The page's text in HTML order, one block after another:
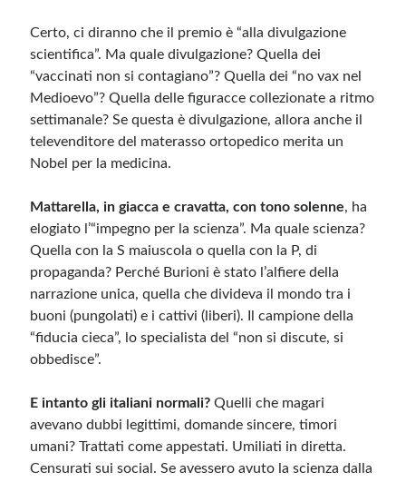
Accedi
Feed dei contenuti
Feed dei commenti
WordPress.org
Certo, ci diranno che il premio è “alla divulgazione
scientifica”. Ma quale divulgazione? Quella dei
“vaccinati non si contagiano”? Quella dei “no vax nel
Medioevo”? Quella delle figuracce collezionate a ritmo
settimanale? Se questa è divulgazione, allora anche il
televenditore del materasso ortopedico merita un
Nobel per la medicina.
Mattarella, in giacca e cravatta, con tono solenne, ha
elogiato l’“impegno per la scienza”. Ma quale scienza?
Quella con la S maiuscola o quella con la P, di
propaganda? Perché Burioni è stato l’alfiere della
narrazione unica, quella che divideva il mondo tra i
buoni (pungolati) e i cattivi (liberi). Il campione della
“fiducia cieca”, lo specialista del “non si discute, si
obbedisce”.
E intanto gli italiani normali? Quelli che magari
avevano dubbi legittimi, domande sincere, timori
umani? Trattati come appestati. Umiliati in diretta.
Censurati sui social. Se avessero avuto la scienza dalla